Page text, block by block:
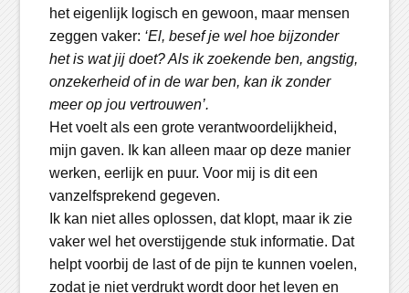
het eigenlijk logisch en gewoon, maar mensen
zeggen vaker: ‘El, besef je wel hoe bijzonder
het is wat jij doet? Als ik zoekende ben, angstig,
onzekerheid of in de war ben, kan ik zonder
meer op jou vertrouwen’.
Het voelt als een grote verantwoordelijkheid,
mijn gaven. Ik kan alleen maar op deze manier
werken, eerlijk en puur. Voor mij is dit een
vanzelfsprekend gegeven.
Ik kan niet alles oplossen, dat klopt, maar ik zie
vaker wel het overstijgende stuk informatie. Dat
helpt voorbij de last of de pijn te kunnen voelen,
zodat je niet verdrukt wordt door het leven en